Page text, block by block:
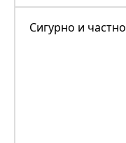
Сигурно и частно